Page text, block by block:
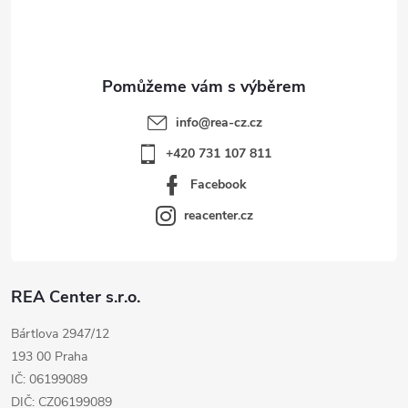
REA Center s.r.o.
Bártlova 2947/12
193 00 Praha
IČ: 06199089
DIČ: CZ06199089
info@rea-cz.cz
+420 731 107 811
Facebook
reacenter.cz